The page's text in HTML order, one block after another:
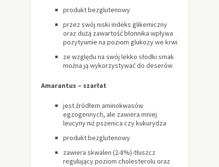
produkt bezglutenowy
przez swój niski indeks glikemiczny
oraz dużą zawartość błonnika wpływa
pozytywnie na poziom glukozy we krwi
ze względu na swój lekko słodki smak
można ją wykorzystywać do deserów
Amarantus – szarłat
jest źródłem aminokwasów
egzogennych, ale zawiera mniej
leucyny niż pszenica czy kukurydza
produkt bezglutenowy
zawiera skwalen (2-8%)-tłuszcz
regulujący poziom cholesterolu oraz